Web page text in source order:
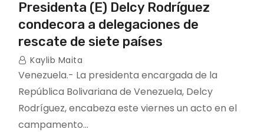
Presidenta (E) Delcy Rodríguez
condecora a delegaciones de
rescate de siete países
Kaylib Maita
Venezuela.- La presidenta encargada de la
República Bolivariana de Venezuela, Delcy
Rodríguez, encabeza este viernes un acto en el
campamento…